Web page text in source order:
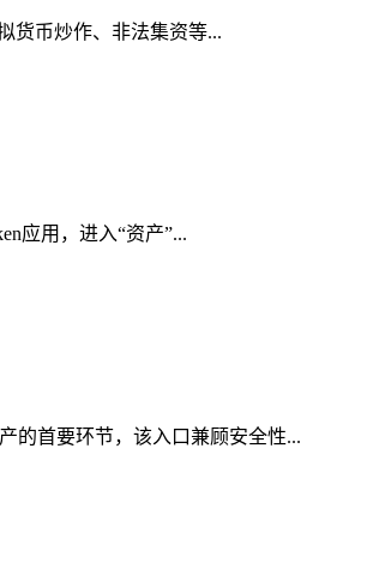
货币炒作、非法集资等...
应用，进入“资产”...
的首要环节，该入口兼顾安全性...